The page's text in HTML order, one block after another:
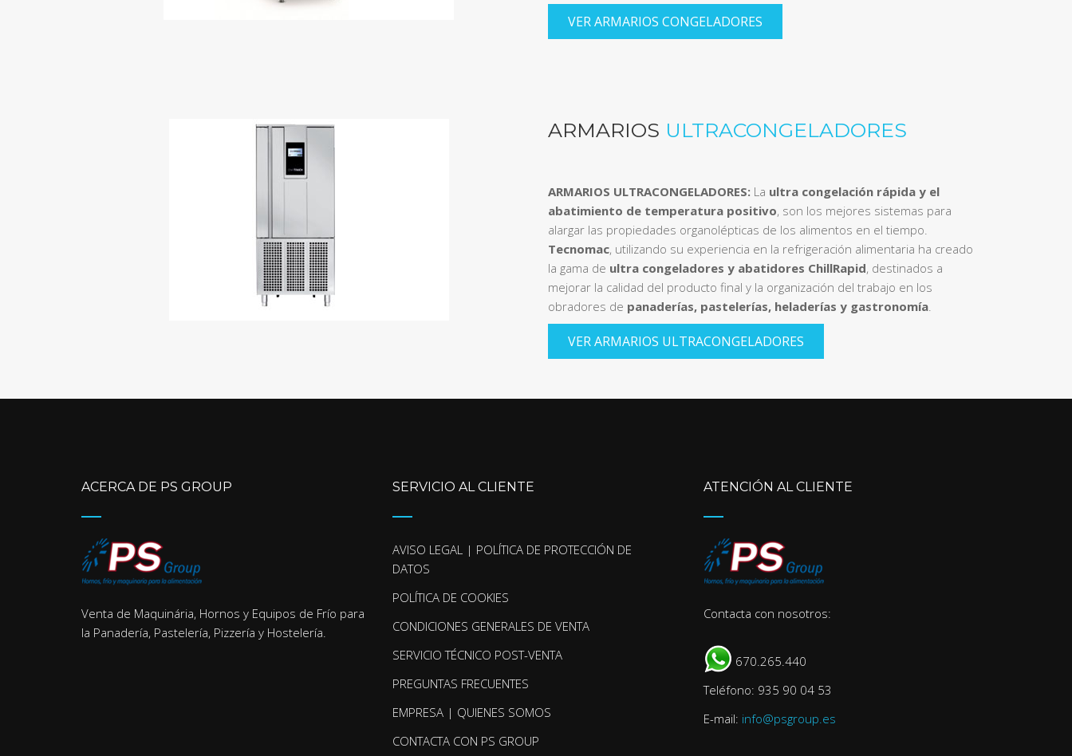
VER ARMARIOS CONGELADORES
ARMARIOS ULTRACONGELADORES
ARMARIOS ULTRACONGELADORES: La ultra congelación rápida y el
abatimiento de temperatura positivo, son los mejores sistemas para
alargar las propiedades organolépticas de los alimentos en el tiempo.
Tecnomac, utilizando su experiencia en la refrigeración alimentaria ha creado
la gama de ultra congeladores y abatidores ChillRapid, destinados a
mejorar la calidad del producto final y la organización del trabajo en los
obradores de panaderías, pastelerías, heladerías y gastronomía.
VER ARMARIOS ULTRACONGELADORES
ACERCA DE PS GROUP
Venta de Maquinária, Hornos y Equipos de Frío para
la Panadería, Pastelería, Pizzería y Hostelería.
SERVICIO AL CLIENTE
AVISO LEGAL | POLÍTICA DE PROTECCIÓN DE
DATOS
POLÍTICA DE COOKIES
CONDICIONES GENERALES DE VENTA
SERVICIO TÉCNICO POST-VENTA
PREGUNTAS FRECUENTES
EMPRESA | QUIENES SOMOS
CONTACTA CON PS GROUP
ATENCIÓN AL CLIENTE
Contacta con nosotros:
670.265.440
Teléfono: 935 90 04 53
E-mail: info@psgroup.es